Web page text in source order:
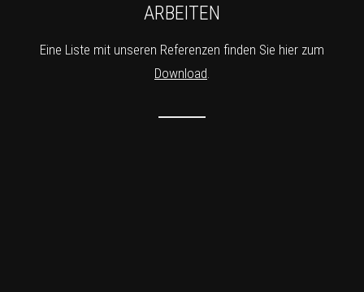
ARBEITEN
Eine Liste mit unseren Referenzen finden Sie hier zum
Download